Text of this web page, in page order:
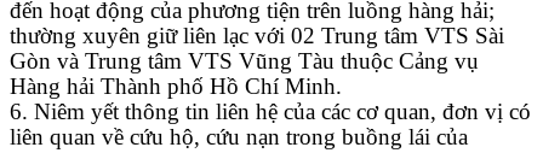
đến hoạt động của phương tiện trên luồng hàng hải;
thường xuyên giữ liên lạc với 02 Trung tâm VTS Sài
Gòn và Trung tâm VTS Vũng Tàu thuộc Cảng vụ
Hàng hải Thành phố Hồ Chí Minh.
6. Niêm yết thông tin liên hệ của các cơ quan, đơn vị có
liên quan về cứu hộ, cứu nạn trong buồng lái của